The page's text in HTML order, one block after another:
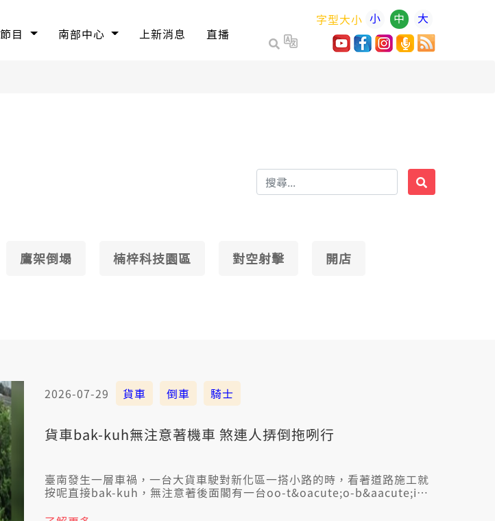
節目 南部中心 上新消息 直播
字型大小 小 中 大
鷹架倒塌 楠梓科技園區 對空射擊 開店
2026-07-29 貨車 倒車 騎士
貨車bak-kuh無注意著機車 煞連人挵倒拖咧行
臺南發生一層車禍，一台大貨車駛對新化區一搭小路的時，看著道路施工就
按呢直接bak-kuh，無注意著後面閣有一台oo-t&oacute;o-b&aacute;i，